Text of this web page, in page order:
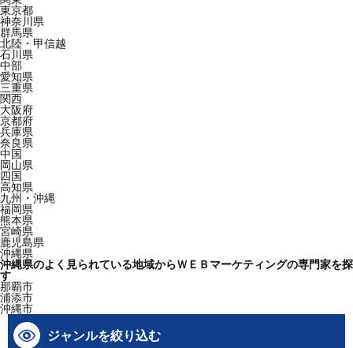
東京都
神奈川県
群馬県
北陸・甲信越
石川県
中部
愛知県
三重県
関西
大阪府
京都府
兵庫県
奈良県
中国
岡山県
四国
高知県
九州・沖縄
福岡県
熊本県
宮崎県
鹿児島県
沖縄県
沖縄県のよく見られている地域からＷＥＢマーケティングの専門家を探
す
那覇市
浦添市
沖縄市
ジャンルを絞り込む